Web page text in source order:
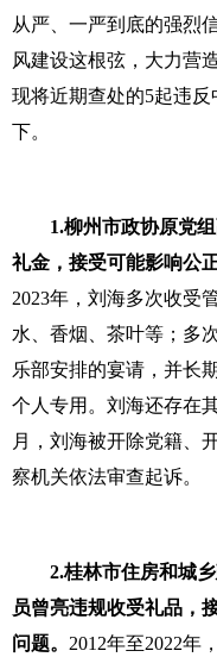
从严、一严到底的强烈
风建设这根弦，大力营
现将近期查处的5起违
下。
1.柳州市政协原党
礼金，接受可能影响公
2023年，刘海多次收受
水、香烟、茶叶等；多
乐部安排的宴请，并长
个人专用。刘海还存在
月，刘海被开除党籍、
察机关依法审查起诉。
2.桂林市住房和城
员曾亮违规收受礼品，
问题。 2012年至2022年